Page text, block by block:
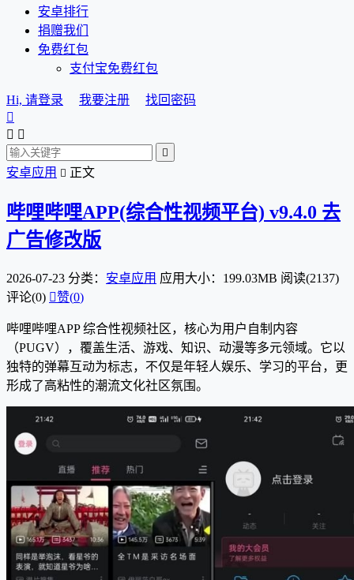
安卓排行
捐赠我们
免费红包
支付宝免费红包
Hi, 请登录 我要注册
找回密码

 

安卓应用  正文
哔哩哔哩APP(综合性视频平台) v9.4.0 去
广告修改版
2026-07-23 分类： 安卓应用 应用大小：199.03MB 阅读(2137)
评论(0) 赞(0)
哔哩哔哩APP 综合性视频社区，核心为用户自制内容
（PUGV），覆盖生活、游戏、知识、动漫等多元领域。它以
独特的弹幕互动为标志，不仅是年轻人娱乐、学习的平台，更
形成了高粘性的潮流文化社区氛围。